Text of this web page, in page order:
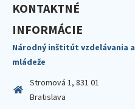
KONTAKTNÉ
INFORMÁCIE
Národný inštitút vzdelávania a
mládeže
Stromová 1, 831 01
Bratislava